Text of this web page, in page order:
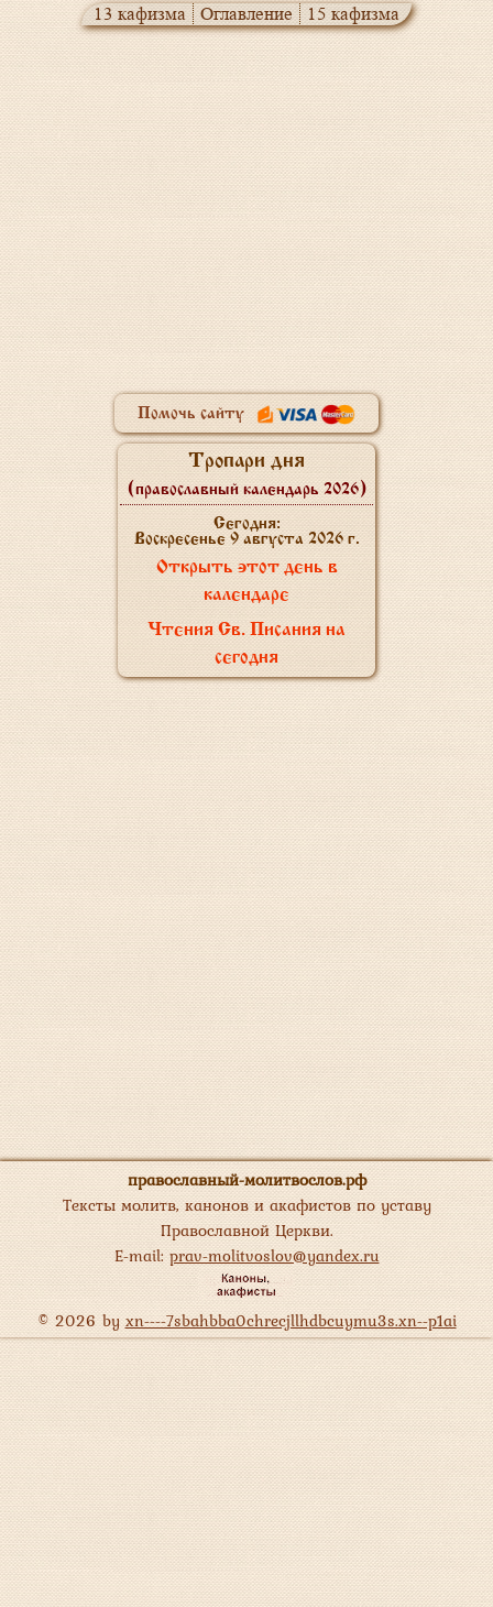
13 кафизма Оглавление 15 кафизма
Помочь сайту
Тропари дня
(православный календарь 2026)
Сегодня:
Воскресенье 9 августа 2026 г.
Открыть этот день в
календаре
Чтения Св. Писания на
сегодня
православный-молитвослов.рф
Тексты молитв, канонов и акафистов по уставу
Православной Церкви.
E-mail:prav-molitvoslov@yandex.ru
© 2026 byxn----7sbahbba0chrecjllhdbcuymu3s.xn--p1ai